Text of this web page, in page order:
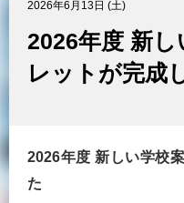
2026年6月13日 (土)
2026年度 新
レットが完成
2026年度 新しい学校
た